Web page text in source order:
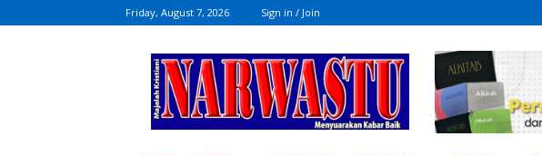
Friday, August 7, 2026 Sign in / Join
NARWASTU.ID